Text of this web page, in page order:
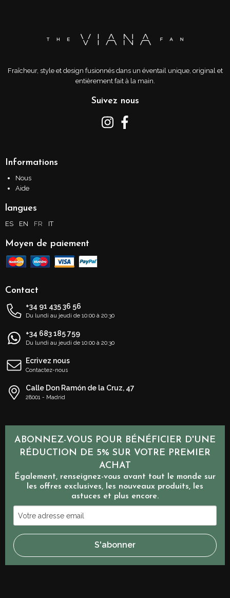
Fraîcheur, style et design fusionnés dans un éventail unique, original et
entièrement fait à la main.
Suivez nous
Informations
Nous
Aide
langues
ES EN FR IT
Moyen de paiement
Contact
+34 91 435 36 56
Du lundi au jeudi de 10:00 à 20:30
+34 683 185 759
Du lundi au jeudi de 10:00 à 20:30
Ecrivez nous
Contactez-nous
Calle Don Ramón de la Cruz, 47
28001 - Madrid
ABONNEZ-VOUS POUR BÉNÉFICIER D'UNE
RÉDUCTION DE 5% SUR VOTRE PREMIER
ACHAT
Également, renseignez-vous avant tout le monde sur
les offres exclusives, les nouveaux produits, les
astuces et plus encore.
Votre
adresse
email
S'abonner